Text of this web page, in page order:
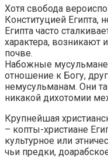
Хотя свобода
Конституцией Египта,
Египта часто
характера, возникают
почве.
Набожные мусульмане
отношение к Богу,
немусульманам. Они
никакой дихотомии
Крупнейшая
– копты-христиане
культурное или
чьи предки,